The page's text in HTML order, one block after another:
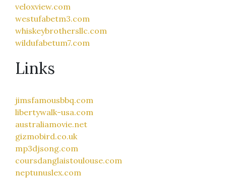
veloxview.com
westufabetm3.com
whiskeybrothersllc.com
wildufabetum7.com
Links
jimsfamousbbq.com
libertywalk-usa.com
australiamovie.net
gizmobird.co.uk
mp3djsong.com
coursdanglaistoulouse.com
neptunuslex.com